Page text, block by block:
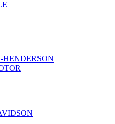
HENDERSON